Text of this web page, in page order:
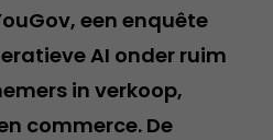
een enquête
AI onder ruim
in verkoop,
commerce. De